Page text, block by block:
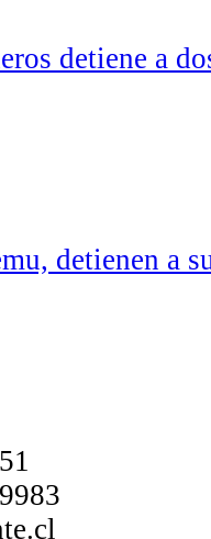
detiene a
detienen a